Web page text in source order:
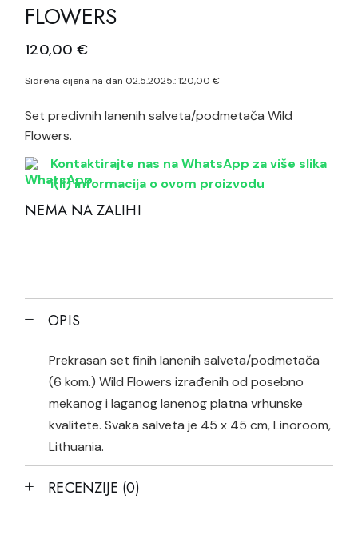
FLOWERS
120,00 €
Sidrena cijena na dan 02.5.2025.:120,00€
Set predivnih lanenih salveta/podmetača Wild
Flowers.
Kontaktirajte nas na WhatsApp za više slika
i(li) informacija o ovom proizvodu
NEMA NA ZALIHI
OPIS
Prekrasan set finih lanenih salveta/podmetača
(6 kom.) Wild Flowers izrađenih od posebno
mekanog i laganog lanenog platna vrhunske
kvalitete. Svaka salveta je 45 x 45 cm, Linoroom,
Lithuania.
RECENZIJE (0)